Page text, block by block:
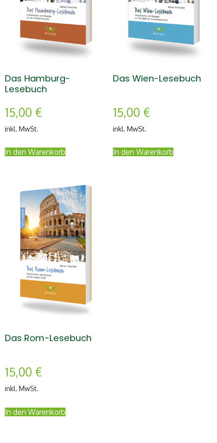
Das Hamburg-
Lesebuch
15,00 €
inkl. MwSt.
In den Warenkorb
Das Wien-Lesebuch
15,00 €
inkl. MwSt.
In den Warenkorb
Das Rom-Lesebuch
15,00 €
inkl. MwSt.
In den Warenkorb